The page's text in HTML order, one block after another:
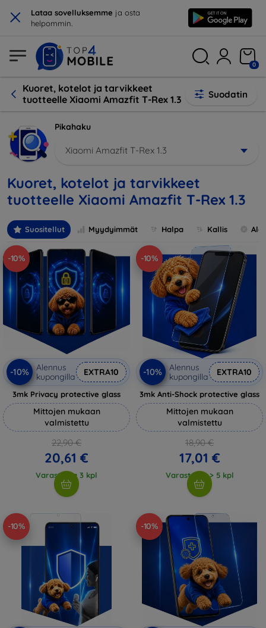
× Lataa sovelluksemme ja osta
helpommin.
0
Kuoret, kotelot ja tarvikkeet
tuotteelle Xiaomi Amazfit T-Rex 1.3
Suodatin
Pikahaku
Xiaomi Amazfit T-Rex 1.3
Kuoret, kotelot ja tarvikkeet
tuotteelle Xiaomi Amazfit T-Rex 1.3
Suositellut Myydyimmät Halpa Kallis
-10%
-10%
Alennus
kupongilla
EXTRA10
3mk Privacy protective glass
Mittojen mukaan
valmistettu
22,90 €
20,61 €
Varastossa 3 kpl
-10%
-10%
Alennus
kupongilla
EXTRA10
3mk Anti-Shock protective glass
Mittojen mukaan
valmistettu
18,90 €
17,01 €
Varastossa > 5 kpl
-10% -10%